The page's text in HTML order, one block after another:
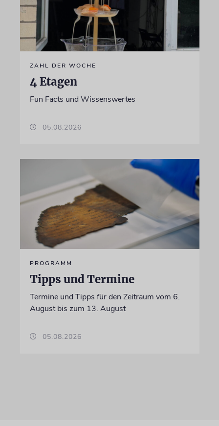
ZAHL DER WOCHE
4 Etagen
Fun Facts und Wissenswertes
05.08.2026
PROGRAMM
Tipps und Termine
Termine und Tipps für den Zeitraum vom 6.
August bis zum 13. August
05.08.2026